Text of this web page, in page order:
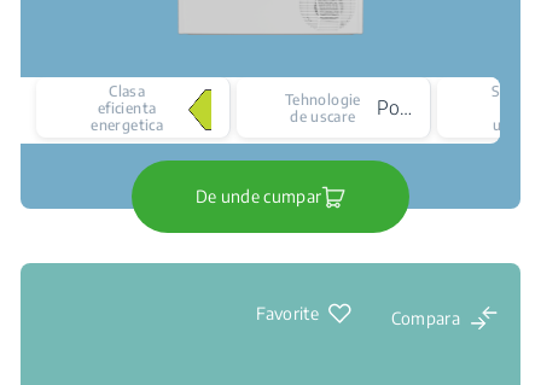
Clasa
eficienta
energetica
Tehnologie
de uscare
Pompa de caldura
Senzor
uscare
De unde cumpar
Favorite Compara